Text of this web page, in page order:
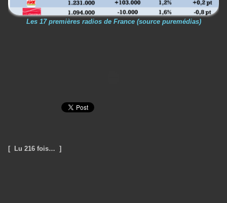
Les 17 premières radios de France (source puremédias)
[ Lu 216 fois… ]